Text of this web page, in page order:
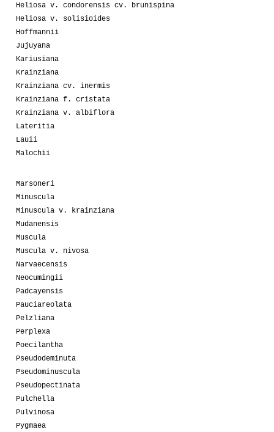
Heliosa v. condorensis cv. brunispina
Heliosa v. solisioides
Hoffmannii
Jujuyana
Kariusiana
Krainziana
Krainziana cv. inermis
Krainziana f. cristata
Krainziana v. albiflora
Lateritia
Lauii
Malochii
Marsoneri
Minuscula
Minuscula v. krainziana
Mudanensis
Muscula
Muscula v. nivosa
Narvaecensis
Neocumingii
Padcayensis
Pauciareolata
Pelzliana
Perplexa
Poecilantha
Pseudodeminuta
Pseudominuscula
Pseudopectinata
Pulchella
Pulvinosa
Pygmaea